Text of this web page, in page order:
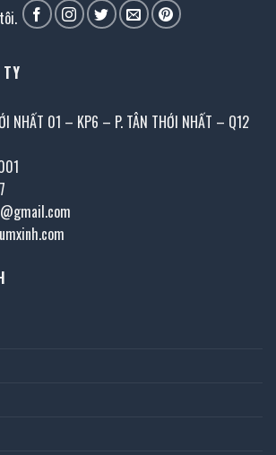
NHẤT 01 – KP6 – P. TÂN THỚI NHẤT – Q12